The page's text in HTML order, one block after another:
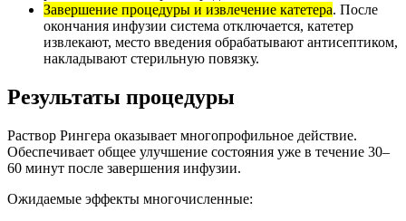
Завершение процедуры и извлечение катетера. После
окончания инфузии система отключается, катетер
извлекают, место введения обрабатывают антисептиком,
накладывают стерильную повязку.
Результаты процедуры
Раствор Рингера оказывает многопрофильное действие.
Обеспечивает общее улучшение состояния уже в течение 30–
60 минут после завершения инфузии.
Ожидаемые эффекты многочисленные: